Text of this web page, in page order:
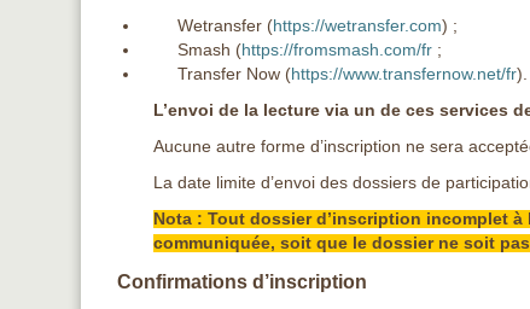
Wetransfer (https://wetransfer.com) ;
Smash (https://fromsmash.com/fr ;
Transfer Now (https://www.transfernow.net/fr).
L’envoi de la lecture via un de ces services
Aucune autre forme d’inscription ne sera
La date limite d’envoi des dossiers de
Nota : Tout dossier d’inscription incomplet
communiquée, soit que le dossier ne soit
Confirmations d’inscription